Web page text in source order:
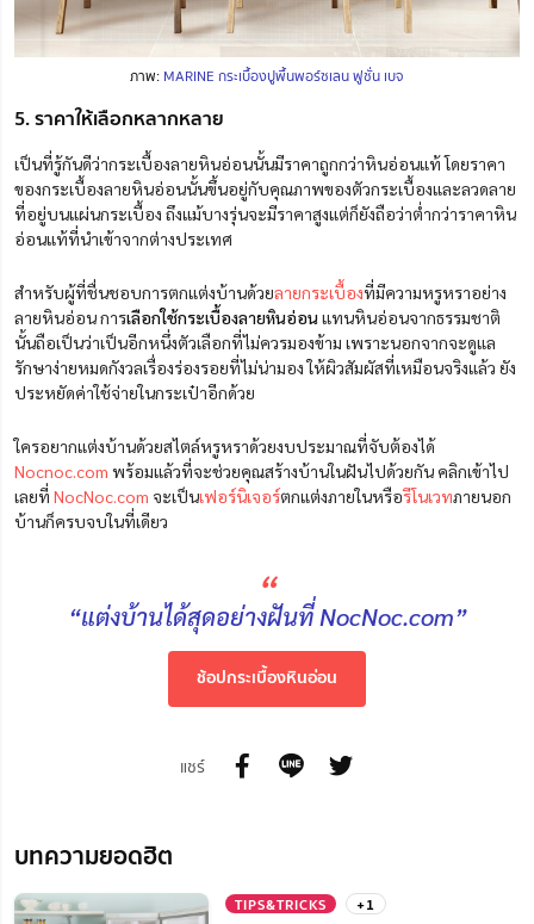
ภาพ: MARINE กระเบื้องปูพื้นพอร์ซเลน ฟูชั่น เบจ
5. ราคาให้เลือกหลากหลาย
เป็นที่รู้กันดีว่ากระเบื้องลายหินอ่อนนั้นมีราคาถูกกว่าหินอ่อนแท้ โดยราคา
ของกระเบื้องลายหินอ่อนนั้นขึ้นอยู่กับคุณภาพของตัวกระเบื้องและลวดลาย
ที่อยู่บนแผ่นกระเบื้อง ถึงแม้บางรุ่นจะมีราคาสูงแต่ก็ยังถือว่าต่ำกว่าราคาหิน
อ่อนแท้ที่นำเข้าจากต่างประเทศ
สำหรับผู้ที่ชื่นชอบการตกแต่งบ้านด้วยลายกระเบื้องที่มีความหรูหราอย่าง
ลายหินอ่อน การเลือกใช้กระเบื้องลายหินอ่อนแทนหินอ่อนจากธรรมชาติ
นั้นถือเป็นว่าเป็นอีกหนึ่งตัวเลือกที่ไม่ควรมองข้าม เพราะนอกจากจะดูแล
รักษาง่ายหมดกังวลเรื่องร่องรอยที่ไม่น่ามอง ให้ผิวสัมผัสที่เหมือนจริงแล้ว ยัง
ประหยัดค่าใช้จ่ายในกระเป๋าอีกด้วย
ใครอยากแต่งบ้านด้วยสไตล์หรูหราด้วยงบประมาณที่จับต้องได้
Nocnoc.com พร้อมแล้วที่จะช่วยคุณสร้างบ้านในฝันไปด้วยกัน คลิกเข้าไป
เลยที่ NocNoc.com จะเป็นเฟอร์นิเจอร์ตกแต่งภายในหรือรีโนเวทภายนอก
บ้านก็ครบจบในที่เดียว
“
“แต่งบ้านได้สุดอย่างฝันที่ NocNoc.com”
ช้อปกระเบื้องหินอ่อน
แชร์
บทความยอดฮิต
TIPS&TRICKS +1